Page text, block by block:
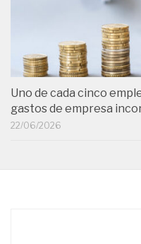
Uno de cada cinco
gastos de empresa
22/06/2026